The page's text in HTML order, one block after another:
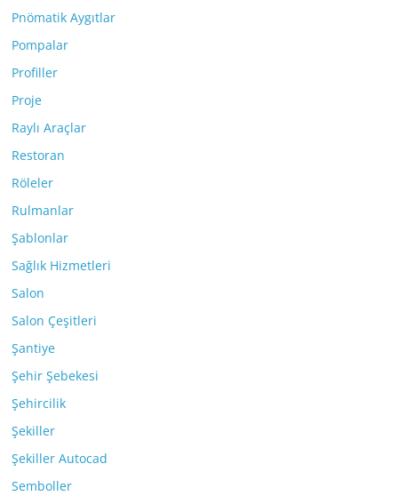
Pnömatik Aygıtlar
Pompalar
Profiller
Proje
Raylı Araçlar
Restoran
Röleler
Rulmanlar
Şablonlar
Sağlık Hizmetleri
Salon
Salon Çeşitleri
Şantiye
Şehir Şebekesi
Şehircilik
Şekiller
Şekiller Autocad
Semboller